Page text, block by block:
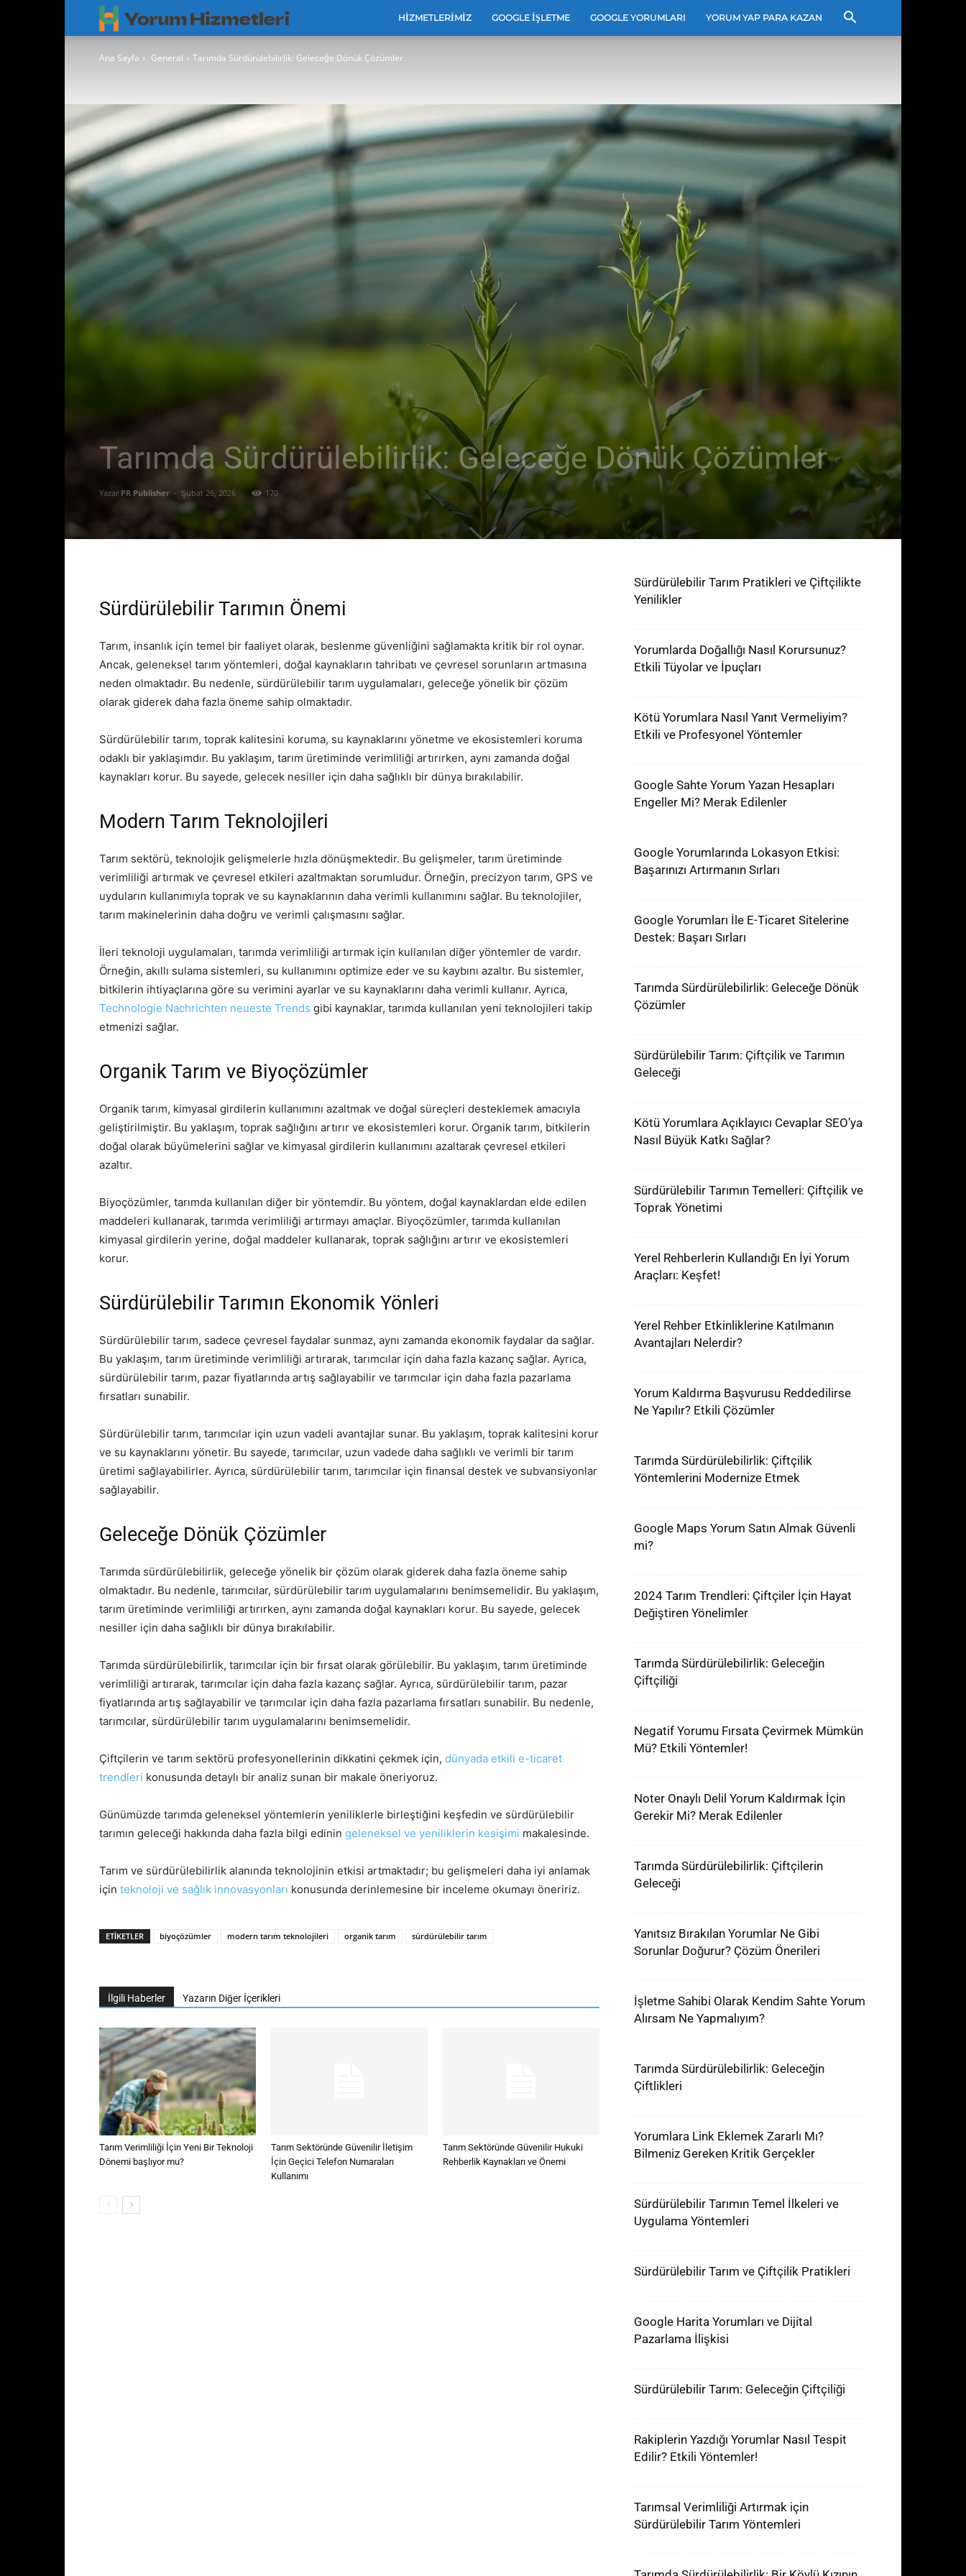
Google
Yorum
Google
Maps
Yorumları
HIZMETLERIMIZ GOOGLE İŞLETME GOOGLE YORUMLARI YORUM YAP PARA KAZAN
Ana Sayfa General Tarımda Sürdürülebilirlik: Geleceğe Dönük Çözümler
Tarımda Sürdürülebilirlik: Geleceğe Dönük Çözümler
Yazar PR Publisher - Şubat 26, 2026 170
Sürdürülebilir Tarımın Önemi
Tarım, insanlık için temel bir faaliyet olarak, beslenme güvenliğini sağlamakta kritik bir rol oynar.
Ancak, geleneksel tarım yöntemleri, doğal kaynakların tahribatı ve çevresel sorunların artmasına
neden olmaktadır. Bu nedenle, sürdürülebilir tarım uygulamaları, geleceğe yönelik bir çözüm
olarak giderek daha fazla öneme sahip olmaktadır.
Sürdürülebilir tarım, toprak kalitesini koruma, su kaynaklarını yönetme ve ekosistemleri koruma
odaklı bir yaklaşımdır. Bu yaklaşım, tarım üretiminde verimliliği artırırken, aynı zamanda doğal
kaynakları korur. Bu sayede, gelecek nesiller için daha sağlıklı bir dünya bırakılabilir.
Modern Tarım Teknolojileri
Tarım sektörü, teknolojik gelişmelerle hızla dönüşmektedir. Bu gelişmeler, tarım üretiminde
verimliliği artırmak ve çevresel etkileri azaltmaktan sorumludur. Örneğin, precizyon tarım, GPS ve
uyduların kullanımıyla toprak ve su kaynaklarının daha verimli kullanımını sağlar. Bu teknolojiler,
tarım makinelerinin daha doğru ve verimli çalışmasını sağlar.
İleri teknoloji uygulamaları, tarımda verimliliği artırmak için kullanılan diğer yöntemler de vardır.
Örneğin, akıllı sulama sistemleri, su kullanımını optimize eder ve su kaybını azaltır. Bu sistemler,
bitkilerin ihtiyaçlarına göre su verimini ayarlar ve su kaynaklarını daha verimli kullanır. Ayrıca,
Technologie Nachrichten neueste Trends gibi kaynaklar, tarımda kullanılan yeni teknolojileri takip
etmenizi sağlar.
Organik Tarım ve Biyoçözümler
Organik tarım, kimyasal girdilerin kullanımını azaltmak ve doğal süreçleri desteklemek amacıyla
geliştirilmiştir. Bu yaklaşım, toprak sağlığını artırır ve ekosistemleri korur. Organik tarım, bitkilerin
doğal olarak büyümelerini sağlar ve kimyasal girdilerin kullanımını azaltarak çevresel etkileri
azaltır.
Biyoçözümler, tarımda kullanılan diğer bir yöntemdir. Bu yöntem, doğal kaynaklardan elde edilen
maddeleri kullanarak, tarımda verimliliği artırmayı amaçlar. Biyoçözümler, tarımda kullanılan
kimyasal girdilerin yerine, doğal maddeler kullanarak, toprak sağlığını artırır ve ekosistemleri
korur.
Sürdürülebilir Tarımın Ekonomik Yönleri
Sürdürülebilir tarım, sadece çevresel faydalar sunmaz, aynı zamanda ekonomik faydalar da sağlar.
Bu yaklaşım, tarım üretiminde verimliliği artırarak, tarımcılar için daha fazla kazanç sağlar. Ayrıca,
sürdürülebilir tarım, pazar fiyatlarında artış sağlayabilir ve tarımcılar için daha fazla pazarlama
fırsatları sunabilir.
Sürdürülebilir tarım, tarımcılar için uzun vadeli avantajlar sunar. Bu yaklaşım, toprak kalitesini korur
ve su kaynaklarını yönetir. Bu sayede, tarımcılar, uzun vadede daha sağlıklı ve verimli bir tarım
üretimi sağlayabilirler. Ayrıca, sürdürülebilir tarım, tarımcılar için finansal destek ve subvansiyonlar
sağlayabilir.
Geleceğe Dönük Çözümler
Tarımda sürdürülebilirlik, geleceğe yönelik bir çözüm olarak giderek daha fazla öneme sahip
olmaktadır. Bu nedenle, tarımcılar, sürdürülebilir tarım uygulamalarını benimsemelidir. Bu yaklaşım,
tarım üretiminde verimliliği artırırken, aynı zamanda doğal kaynakları korur. Bu sayede, gelecek
nesiller için daha sağlıklı bir dünya bırakılabilir.
Tarımda sürdürülebilirlik, tarımcılar için bir fırsat olarak görülebilir. Bu yaklaşım, tarım üretiminde
verimliliği artırarak, tarımcılar için daha fazla kazanç sağlar. Ayrıca, sürdürülebilir tarım, pazar
fiyatlarında artış sağlayabilir ve tarımcılar için daha fazla pazarlama fırsatları sunabilir. Bu nedenle,
tarımcılar, sürdürülebilir tarım uygulamalarını benimsemelidir.
Çiftçilerin ve tarım sektörü profesyonellerinin dikkatini çekmek için, dünyada etkili e-ticaret
trendleri konusunda detaylı bir analiz sunan bir makale öneriyoruz.
Günümüzde tarımda geleneksel yöntemlerin yeniliklerle birleştiğini keşfedin ve sürdürülebilir
tarımın geleceği hakkında daha fazla bilgi edinin geleneksel ve yeniliklerin kesişimi makalesinde.
Tarım ve sürdürülebilirlik alanında teknolojinin etkisi artmaktadır; bu gelişmeleri daha iyi anlamak
için teknoloji ve sağlık innovasyonları konusunda derinlemesine bir inceleme okumayı öneririz.
ETIKETLER biyoçözümler modern tarım teknolojileri organik tarım sürdürülebilir tarım
İlgili Haberler Yazarın Diğer İçerikleri
Tarım Verimliliği İçin Yeni Bir Teknoloji
Dönemi başlıyor mu?
Tarım Sektöründe Güvenilir İletişim
İçin Geçici Telefon Numaraları
Kullanımı
Tarım Sektöründe Güvenilir Hukuki
Rehberlik Kaynakları ve Önemi
Sürdürülebilir Tarım Pratikleri ve Çiftçilikte
Yenilikler
Yorumlarda Doğallığı Nasıl Korursunuz?
Etkili Tüyolar ve İpuçları
Kötü Yorumlara Nasıl Yanıt Vermeliyim?
Etkili ve Profesyonel Yöntemler
Google Sahte Yorum Yazan Hesapları
Engeller Mi? Merak Edilenler
Google Yorumlarında Lokasyon Etkisi:
Başarınızı Artırmanın Sırları
Google Yorumları İle E-Ticaret Sitelerine
Destek: Başarı Sırları
Tarımda Sürdürülebilirlik: Geleceğe Dönük
Çözümler
Sürdürülebilir Tarım: Çiftçilik ve Tarımın
Geleceği
Kötü Yorumlara Açıklayıcı Cevaplar SEO’ya
Nasıl Büyük Katkı Sağlar?
Sürdürülebilir Tarımın Temelleri: Çiftçilik ve
Toprak Yönetimi
Yerel Rehberlerin Kullandığı En İyi Yorum
Araçları: Keşfet!
Yerel Rehber Etkinliklerine Katılmanın
Avantajları Nelerdir?
Yorum Kaldırma Başvurusu Reddedilirse
Ne Yapılır? Etkili Çözümler
Tarımda Sürdürülebilirlik: Çiftçilik
Yöntemlerini Modernize Etmek
Google Maps Yorum Satın Almak Güvenli
mi?
2024 Tarım Trendleri: Çiftçiler İçin Hayat
Değiştiren Yönelimler
Tarımda Sürdürülebilirlik: Geleceğin
Çiftçiliği
Negatif Yorumu Fırsata Çevirmek Mümkün
Mü? Etkili Yöntemler!
Noter Onaylı Delil Yorum Kaldırmak İçin
Gerekir Mi? Merak Edilenler
Tarımda Sürdürülebilirlik: Çiftçilerin
Geleceği
Yanıtsız Bırakılan Yorumlar Ne Gibi
Sorunlar Doğurur? Çözüm Önerileri
İşletme Sahibi Olarak Kendim Sahte Yorum
Alırsam Ne Yapmalıyım?
Tarımda Sürdürülebilirlik: Geleceğin
Çiftlikleri
Yorumlara Link Eklemek Zararlı Mı?
Bilmeniz Gereken Kritik Gerçekler
Sürdürülebilir Tarımın Temel İlkeleri ve
Uygulama Yöntemleri
Sürdürülebilir Tarım ve Çiftçilik Pratikleri
Google Harita Yorumları ve Dijital
Pazarlama İlişkisi
Sürdürülebilir Tarım: Geleceğin Çiftçiliği
Rakiplerin Yazdığı Yorumlar Nasıl Tespit
Edilir? Etkili Yöntemler!
Tarımsal Verimliliği Artırmak için
Sürdürülebilir Tarım Yöntemleri